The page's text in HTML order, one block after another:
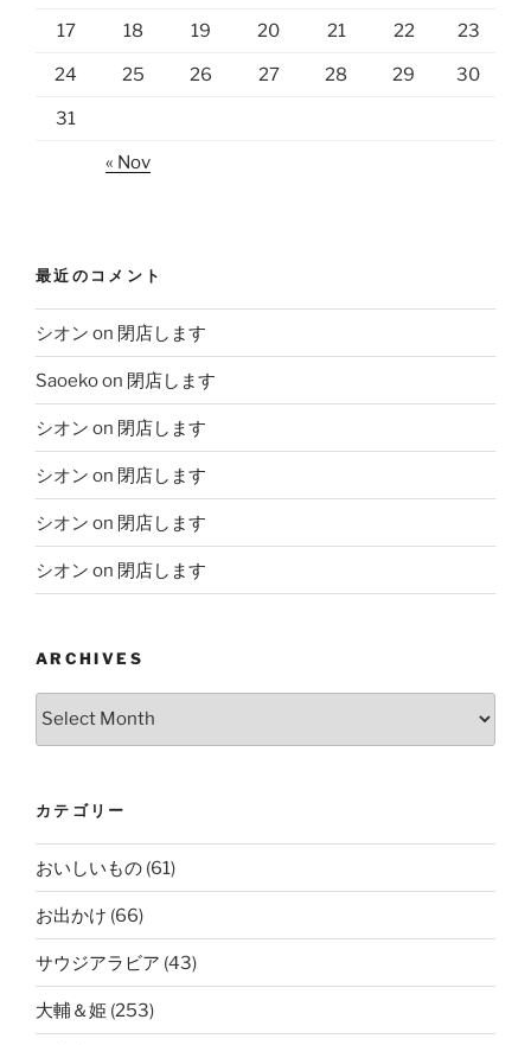
17 18 19 20 21 22 23
24 25 26 27 28 29 30
31
« Nov
最近のコメント
シオン on 閉店します
Saoekoon 閉店します
シオン on 閉店します
シオン on 閉店します
シオン on 閉店します
シオン on 閉店します
ARCHIVES
Archives
カテゴリー
おいしいもの (61)
お出かけ (66)
サウジアラビア (43)
大輔＆姫 (253)